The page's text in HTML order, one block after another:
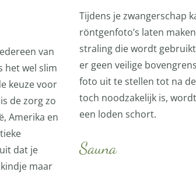
van
het wel slim
keuze voor
de zorg zo
Amerika en
dat je
maar
Tijdens je zwangerschap
röntgenfoto’s laten
straling die wordt
er geen veilige
foto uit te stellen tot na
toch noodzakelijk is,
een loden schort.
Sauna